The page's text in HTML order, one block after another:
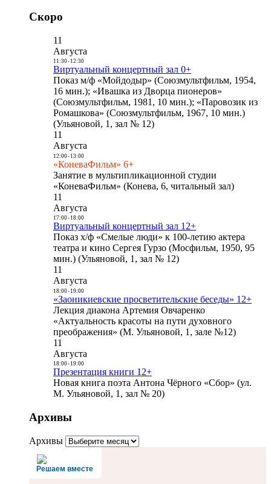
Скоро
11
Августа
11:30- 12:30
Виртуальный концертный зал 0+
Показ м/ф «Мойдодыр» (Союзмультфильм, 1954,
16 мин.); «Ивашка из Дворца пионеров»
(Союзмультфильм, 1981, 10 мин.); «Паровозик из
Ромашкова» (Союзмультфильм, 1967, 10 мин.)
(Ульяновой, 1, зал № 12)
11
Августа
12:00- 13:00
«КоневаФильм» 6+
Занятие в мультипликационной студии
«КоневаФильм» (Конева, 6, читальный зал)
11
Августа
17:00- 18:00
Виртуальный концертный зал 12+
Показ х/ф «Смелые люди» к 100-летию актера
театра и кино Сергея Гурзо (Мосфильм, 1950, 95
мин.) (Ульяновой, 1, зал № 12)
11
Августа
18:00- 19:00
«Заоникиевские просветительские беседы» 12+
Лекция диакона Артемия Овчаренко
«Актуальность красоты на пути духовного
преображения» (М. Ульяновой, 1, зале №12)
11
Августа
18:00- 19:00
Презентация книги 12+
Новая книга поэта Антона Чёрного «Сбор» (ул.
М. Ульяновой, 1, зал № 20)
Архивы
Архивы
Решаем вместе